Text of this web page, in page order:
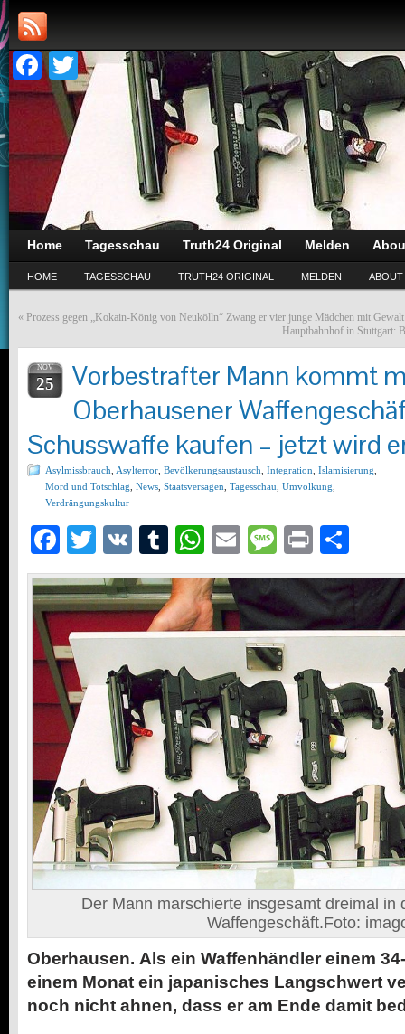
Facebook
Twitter
Home Tagesschau Truth24 Original Melden
HOME TAGESSCHAU TRUTH24 ORIGINAL MELDEN ABOUT
« Prozess gegen „Kokain-König von Neukölln“ Zwang er vier junge Mädchen mit
Hauptbahnhof in Stuttgart:
NOV
25
Vorbestrafter Mann kommt
Oberhausener
Schusswaffe kaufen – jetzt wird
Asylmissbrauch Asylterror Bevölkerungsaustausch Integration Islamisierung
Mord und Totschlag News Staatsversagen Tagesschau Umvolkung
Verdrängungskultur
Facebook
Twitter
VK Tumblr
WhatsApp
EmailMessage
Print
Der Mann marschierte insgesamt dreimal in
Waffengeschäft.Foto:
Oberhausen. Als ein Waffenhändler einem
einem Monat ein japanisches Langschwert
noch nicht ahnen, dass er am Ende damit